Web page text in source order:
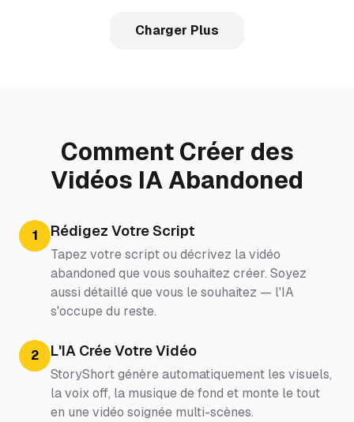
Charger Plus
Comment Créer des
Vidéos IA Abandoned
1 Rédigez Votre Script
Tapez votre script ou décrivez la vidéo
abandoned que vous souhaitez créer. Soyez
aussi détaillé que vous le souhaitez — l'IA
s'occupe du reste.
2 L'IA Crée Votre Vidéo
StoryShort génère automatiquement les visuels,
la voix off, la musique de fond et monte le tout
en une vidéo soignée multi-scènes.